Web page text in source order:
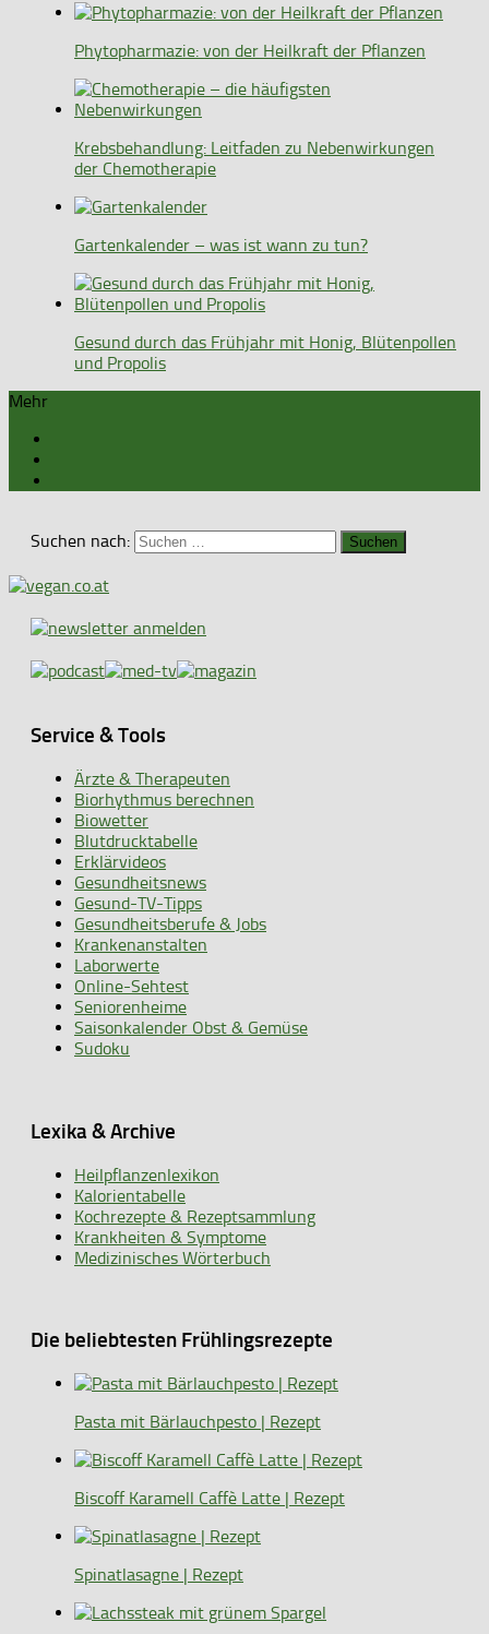
Phytopharmazie: von der Heilkraft der Pflanzen
Krebsbehandlung: Leitfaden zu Nebenwirkungen
der Chemotherapie
Gartenkalender – was ist wann zu tun?
Gesund durch das Frühjahr mit Honig, Blütenpollen
und Propolis
Mehr
Suchen nach:
Service & Tools
Ärzte & Therapeuten
Biorhythmus berechnen
Biowetter
Blutdrucktabelle
Erklärvideos
Gesundheitsnews
Gesund-TV-Tipps
Gesundheitsberufe & Jobs
Krankenanstalten
Laborwerte
Online-Sehtest
Seniorenheime
Saisonkalender Obst & Gemüse
Sudoku
Lexika & Archive
Heilpflanzenlexikon
Kalorientabelle
Kochrezepte & Rezeptsammlung
Krankheiten & Symptome
Medizinisches Wörterbuch
Die beliebtesten Frühlingsrezepte
Pasta mit Bärlauchpesto | Rezept
Biscoff Karamell Caffè Latte | Rezept
Spinatlasagne | Rezept